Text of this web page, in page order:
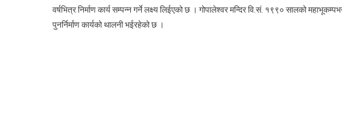
वर्षभित्र निर्माण कार्य सम्पन्न गर्ने लक्ष्य लिईएको छ । गोपालेश्वर मन्दिर वि.सं. १९९० सालको
पुनर्निर्माण कार्यको थालनी भईरहेको छ ।